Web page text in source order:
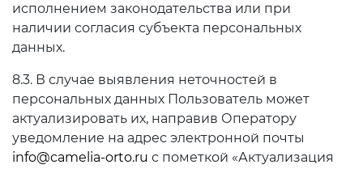
исполнением законодательства или при
наличии согласия субъекта персональных
данных.
8.3. В случае выявления неточностей в
персональных данных Пользователь может
актуализировать их, направив Оператору
уведомление на адрес электронной почты
info@camelia-orto.ru с пометкой «Актуализация